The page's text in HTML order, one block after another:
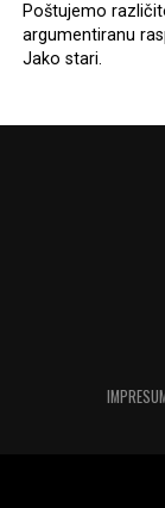
Poštujemo
argumentiranu
Jako stari.